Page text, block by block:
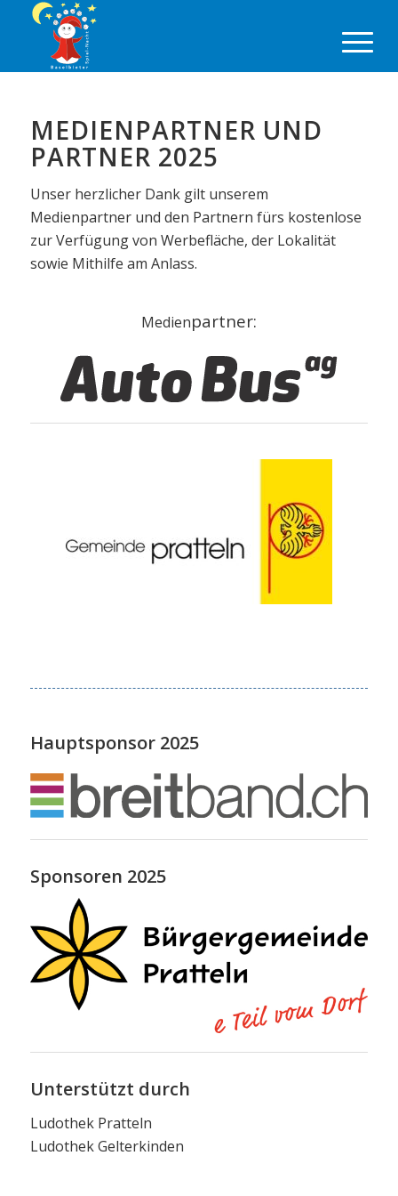
MEDIENPARTNER UND
PARTNER 2025
Unser herzlicher Dank gilt unserem
Medienpartner und den Partnern fürs kostenlose
zur Verfügung von Werbefläche, der Lokalität
sowie Mithilfe am Anlass.
Medienpartner:
Hauptsponsor 2025
Sponsoren 2025
Unterstützt durch
Ludothek Pratteln
Ludothek Gelterkinden